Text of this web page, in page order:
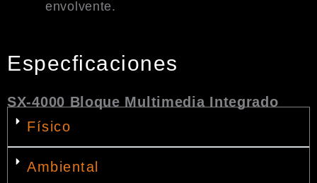
envolvente.
Especficaciones
SX-4000 Bloque Multimedia Integrado
Físico
Ambiental